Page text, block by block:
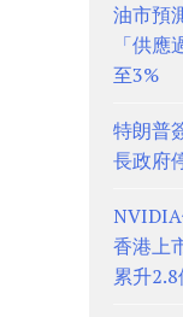
油市預
「供
至3%
特朗普
長政府
香港上
累升